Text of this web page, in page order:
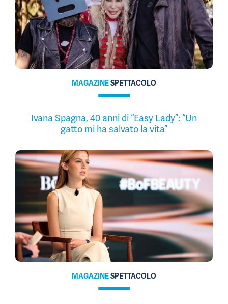
MAGAZINESPETTACOLO
Ivana Spagna, 40 anni di “Easy Lady”: “Un
gatto mi ha salvato la vita”
MAGAZINESPETTACOLO